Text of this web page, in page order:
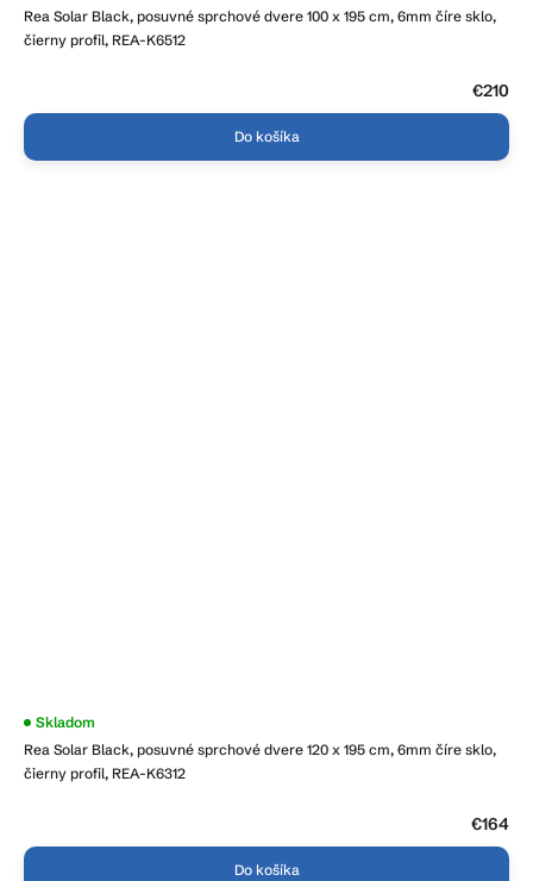
Rea Solar Black, posuvné sprchové dvere 100 x 195 cm, 6mm číre sklo,
čierny profil, REA-K6512
€210
Do košíka
Rea Solar Black, posuvné sprchové dvere 120 x 195 cm, 6mm číre sklo,
čierny profil, REA-K6312
Skladom
€164
Do košíka